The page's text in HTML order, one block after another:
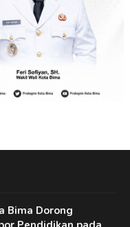
Bima Dorong